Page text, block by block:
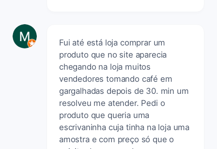
Fui até está loja comprar um
produto que no site aparecia
chegando na loja muitos
vendedores tomando café em
gargalhadas depois de 30. min um
resolveu me atender. Pedi o
produto que queria uma
escrivaninha cuja tinha na loja uma
amostra e com preço só que o